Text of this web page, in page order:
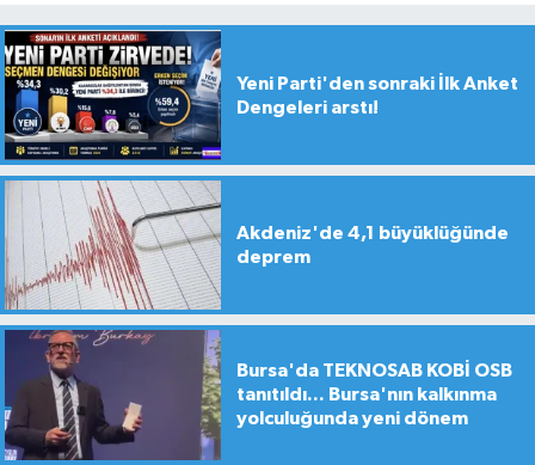
Yeni Parti'den sonraki İlk Anket
Dengeleri arstı!
Akdeniz'de 4,1 büyüklüğünde
deprem
Bursa'da TEKNOSAB KOBİ OSB
tanıtıldı... Bursa'nın kalkınma
yolculuğunda yeni dönem